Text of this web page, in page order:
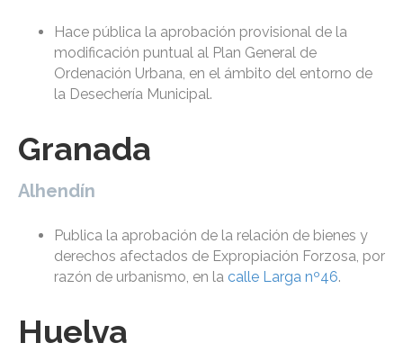
Hace pública la aprobación provisional de la
modificación puntual al Plan General de
Ordenación Urbana, en el ámbito del entorno de
la Desechería Municipal.
Granada
Alhendín
Publica la aprobación de la relación de bienes y
derechos afectados de Expropiación Forzosa, por
razón de urbanismo, en la calle Larga nº46.
Huelva